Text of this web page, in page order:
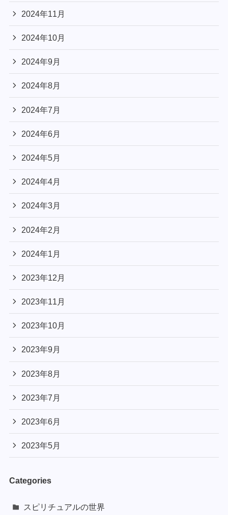
2024年11月
2024年10月
2024年9月
2024年8月
2024年7月
2024年6月
2024年5月
2024年4月
2024年3月
2024年2月
2024年1月
2023年12月
2023年11月
2023年10月
2023年9月
2023年8月
2023年7月
2023年6月
2023年5月
Categories
スピリチュアルの世界